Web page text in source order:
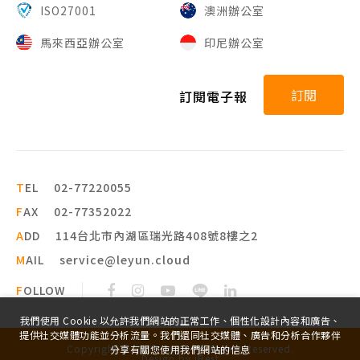
ISO27001
澳洲辦公室
馬來西亞辦公室
印尼辦公室
訂閱電子報 訂閱
TEL
02-77220055
FAX
02-77352022
ADD
114台北市內湖區瑞光路408號8樓之2
MAIL
service@leyun.cloud
FOLLOW
Copyright © 2026 leyun All Rights Reserved.
我們使用 Cookie 以允許我們網站的正常工作、個性化設計內容和廣告、
提供社交媒體功能並分析流量。我們還同社交媒體、廣告和分析合作夥伴
分享有關您使用我們網站的信息